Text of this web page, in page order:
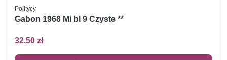
Politycy
Gabon 1968 Mi bl 9 Czyste **
32,50 zł